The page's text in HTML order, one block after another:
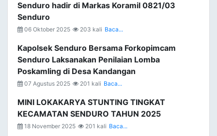
Senduro hadir di Markas Koramil 0821/03
Senduro
06 Oktober 2025 203 kali Baca...
Kapolsek Senduro Bersama Forkopimcam
Senduro Laksanakan Penilaian Lomba
Poskamling di Desa Kandangan
07 Agustus 2025 201 kali Baca...
MINI LOKAKARYA STUNTING TINGKAT
KECAMATAN SENDURO TAHUN 2025
18 November 2025 201 kali Baca...